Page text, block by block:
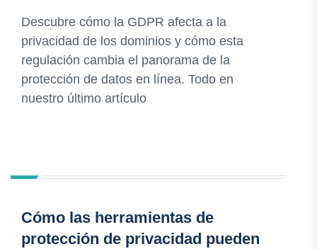
Descubre cómo la GDPR afecta a la
privacidad de los dominios y cómo esta
regulación cambia el panorama de la
protección de datos en línea. Todo en
nuestro último artículo
Cómo las herramientas de
protección de privacidad pueden